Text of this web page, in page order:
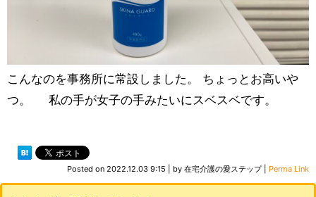
こんなのを事務所に常設しました。 ちょっとお高いや
つ。 私の手が女子の手みたいにスベスベです。
Posted on 2022.12.03 9:15 by 在宅介護の愛ステップ| Perma Link